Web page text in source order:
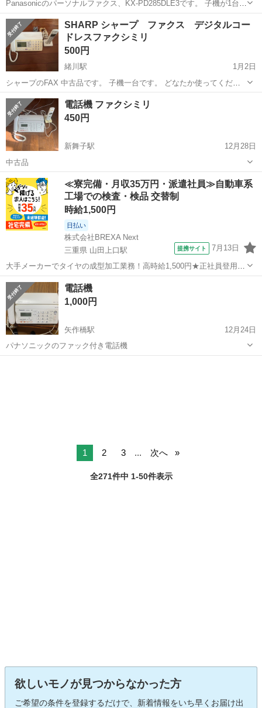
Panasonicのパーソナルファクス、KX-PD285DLE3です。 子機が1台付
属しており、取扱説明書も同梱されています。 【ブランド】
Panasonic 【モデル名】おたっくす KX-PD285DLE3 【カラー】ホ...
愛知 豊田市 電話、ＦＡＸ 電話帳
SHARP シャープ ファクス デジタルコー
ドレスファクシミリ
500円
緒川駅
1月2日
シャープのFAX 中古品です。 子機一台です。 どなたか使ってくださ
る方、よろしくお願いします。
愛知 知多郡 緒川駅 電話、ＦＡＸ
電話機 ファクシミリ
450円
新舞子駅
12月28日
中古品
愛知 知多市 新舞子駅 電話、ＦＡＸ
≪寮完備・月収35万円・派遣社員≫自動車系
工場での検査・検品 交替制
時給1,500円
日払い
株式会社BREXA Next
三重県 山田上口駅
提携サイト 7月13日
大手メーカーでタイヤの成型加工業務！高時給1,500円★正社員登用制
度あり！ワンルーム寮完備！マイカー通勤OK！無料駐車場あり！《三
重県伊勢市》 人気の工場のお仕事 ◇タイヤの製造◇ トラック・バ
ス・RV車用を中心とした...
三重 伊勢市 山田上口駅
電話機
1,000円
矢作橋駅
12月24日
パナソニックのファック付き電話機
1 2 3 ... 次へ
全271件中 1-50件表示
欲しいモノが見つからなかった方
ご希望の条件を登録するだけで、新着情報をいち早くお届け出